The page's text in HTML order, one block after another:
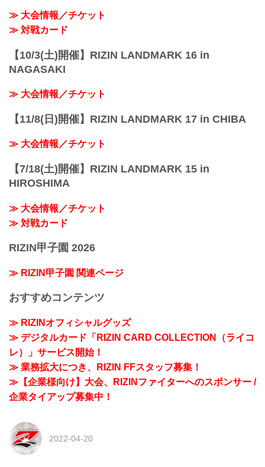
≫ 大会情報／チケット
≫ 対戦カード
【10/3(土)開催】RIZIN LANDMARK 16 in
NAGASAKI
≫ 大会情報／チケット
【11/8(日)開催】RIZIN LANDMARK 17 in CHIBA
≫ 大会情報／チケット
【7/18(土)開催】RIZIN LANDMARK 15 in
HIROSHIMA
≫ 大会情報／チケット
≫ 対戦カード
RIZIN甲子園 2026
≫ RIZIN甲子園 関連ページ
おすすめコンテンツ
≫ RIZINオフィシャルグッズ
≫ デジタルカード「RIZIN CARD COLLECTION（ライコ
レ）」サービス開始！
≫ 業務拡大につき、RIZIN FFスタッフ募集！
≫【企業様向け】大会、RIZINファイターへのスポンサー /
企業タイアップ募集中！
2022-04-20